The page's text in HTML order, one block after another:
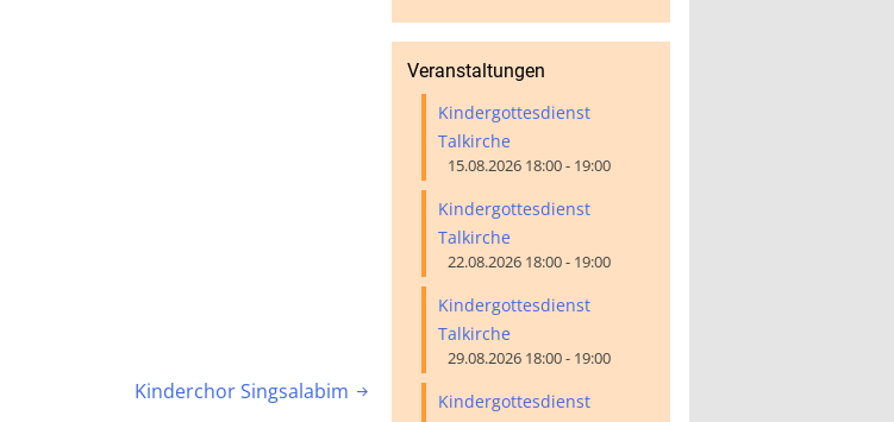
Kinderchor Singsalabim 
Veranstaltungen
Kindergottesdienst
Talkirche
15.08.2026 18:00 - 19:00
Kindergottesdienst
Talkirche
22.08.2026 18:00 - 19:00
Kindergottesdienst
Talkirche
29.08.2026 18:00 - 19:00
Kindergottesdienst